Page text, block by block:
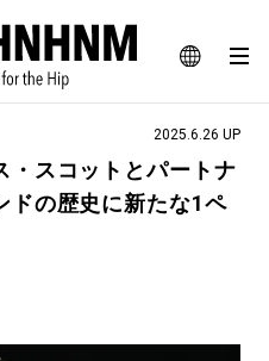
JA
EN
SNAP
、ライフスタイルWEBマガジン
ーグッド図鑑
2025.6.26 UP
・スコットとパートナ
ドの歴史に新たな1ペ